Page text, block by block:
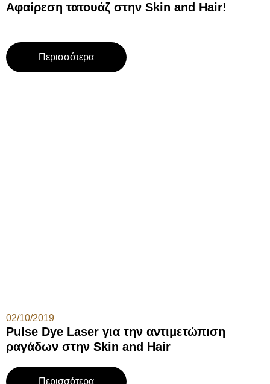
Αφαίρεση τατουάζ στην Skin and Hair!
Περισσότερα
Pulse Dye Laser για την αντιμετώπιση
ραγάδων στην Skin and Hair
02/10/2019
Περισσότερα